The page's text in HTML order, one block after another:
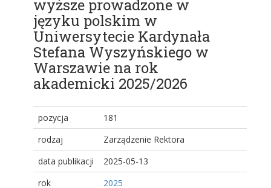
wyższe prowadzone w
języku polskim w
Uniwersytecie Kardynała
Stefana Wyszyńskiego w
Warszawie na rok
akademicki 2025/2026
pozycja
181
rodzaj
Zarządzenie Rektora
data publikacji
2025-05-13
rok
2025